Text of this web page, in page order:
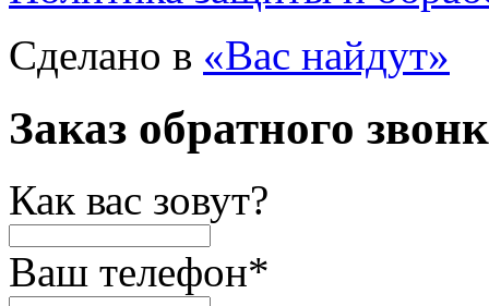
Сделано в «Вас найдут»
Заказ обратного
Как вас зовут?
Ваш телефон*